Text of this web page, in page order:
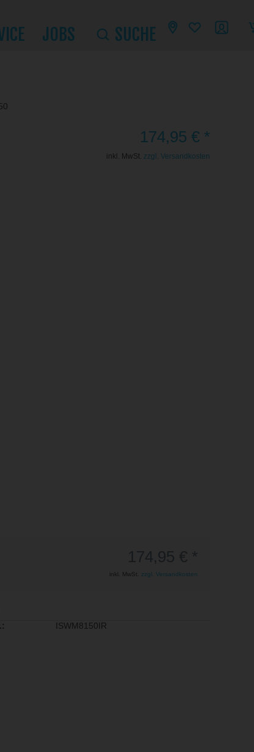
JOBS SUCHE
174,95 € *
inkl. MwSt. zzgl. Versandkosten
inkl. MwSt. zzgl. Versandkosten
ISWM8150IR